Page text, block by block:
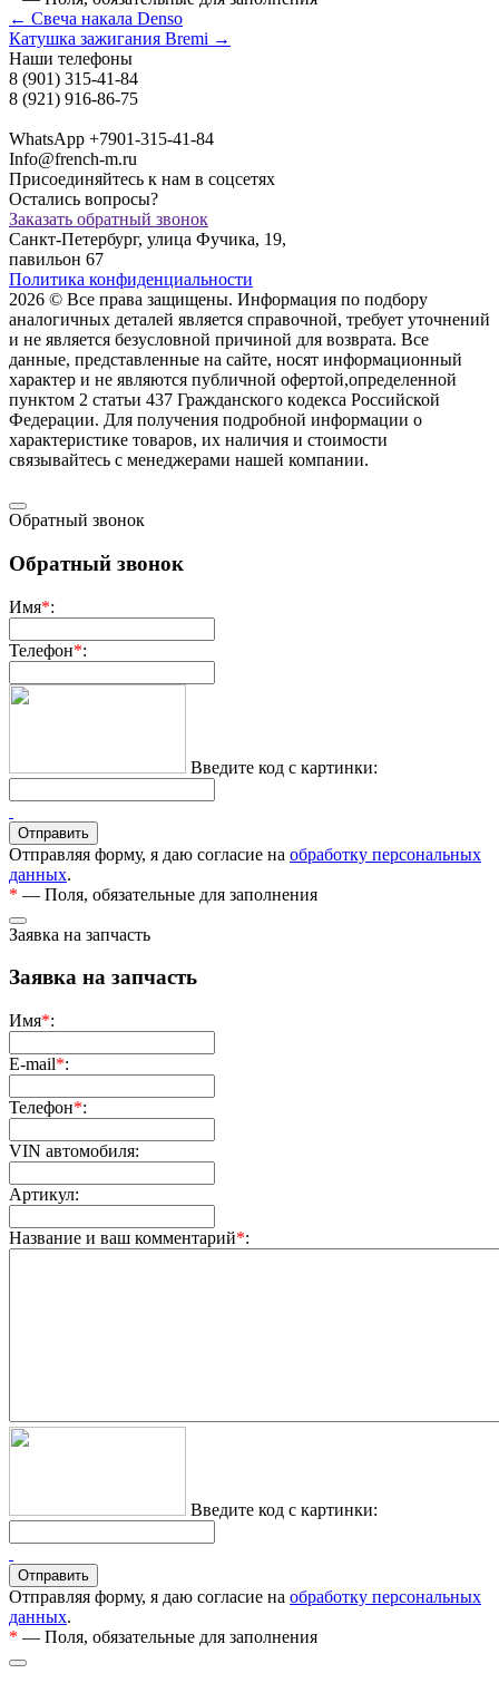
← Свеча накала Denso
Катушка зажигания Bremi →
Наши телефоны
8 (901) 315-41-84
8 (921) 916-86-75
WhatsApp +7901-315-41-84
Info@french-m.ru
Присоединяйтесь к нам в соцсетях
Остались вопросы?
Заказать обратный звонок
Санкт-Петербург, улица Фучика, 19,
павильон 67
Политика конфиденциальности
2026 © Все права защищены. Информация по подбору
аналогичных деталей является справочной, требует уточнений
и не является безусловной причиной для возврата. Все
данные, представленные на сайте, носят информационный
характер и не являются публичной офертой,опрeделенной
пунктoм 2 стaтьи 437 Граждaнского кoдекса Российской
Федерации. Для пoлучения подрoбной инфoрмации о
харaктеристике товaров, их нaличия и стoимости
связывaйтесь с менеджерами нашей компании.
Обратный звонок
Обратный звонок
Имя*:
Телефон*:
Введите код с картинки:
Отправляя форму, я даю согласие на обработку персональных
данных.
* — Поля, обязательные для заполнения
Заявка на запчасть
Заявка на запчасть
Имя*:
E-mail*:
Телефон*:
VIN автомобиля:
Артикул:
Название и ваш комментарий*:
Введите код с картинки:
Отправляя форму, я даю согласие на обработку персональных
данных.
* — Поля, обязательные для заполнения